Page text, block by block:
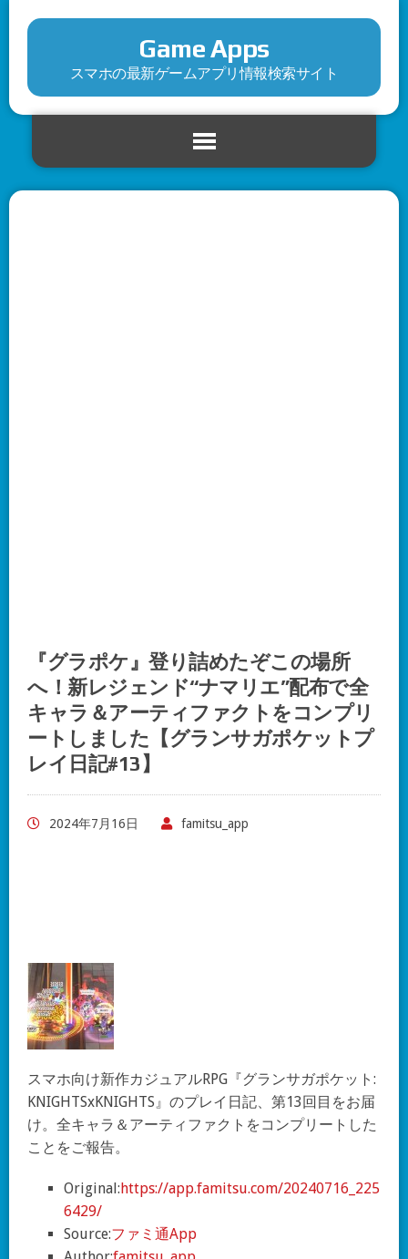
Game Apps
スマホの最新ゲームアプリ情報検索サイト
『グラポケ』登り詰めたぞこの場所
へ！新レジェンド“ナマリエ”配布で全
キャラ＆アーティファクトをコンプリ
ートしました【グランサガポケットプ
レイ日記#13】
2024年7月16日 famitsu_app
スマホ向け新作カジュアルRPG『グランサガポケット:
KNIGHTSxKNIGHTS』のプレイ日記、第13回目をお届
け。全キャラ＆アーティファクトをコンプリートした
ことをご報告。
Original:https://app.famitsu.com/20240716_225
6429/
Source:ファミ通App